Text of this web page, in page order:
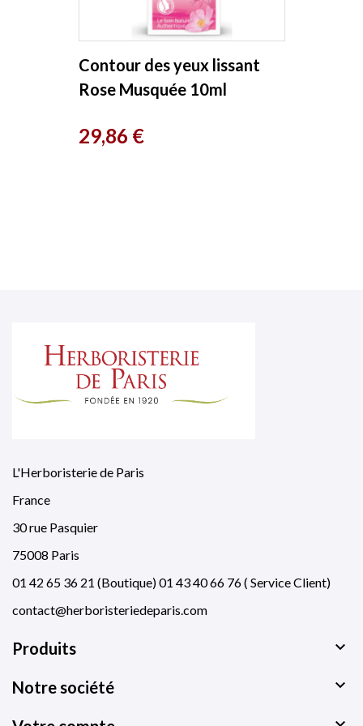
Contour des yeux lissant
Rose Musquée 10ml
Prix
29,86 €
L'Herboristerie de Paris
France
30 rue Pasquier
75008 Paris
01 42 65 36 21 (Boutique) 01 43 40 66 76 ( Service Client)
contact@herboristeriedeparis.com
Produits 
Notre société 